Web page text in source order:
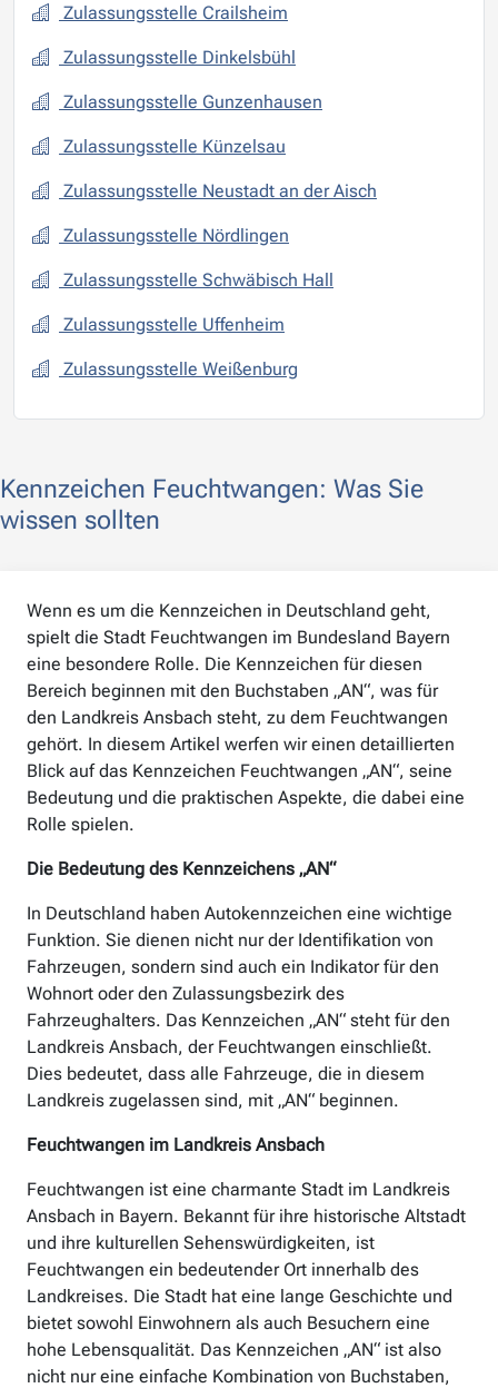
Zulassungsstelle Crailsheim
Zulassungsstelle Dinkelsbühl
Zulassungsstelle Gunzenhausen
Zulassungsstelle Künzelsau
Zulassungsstelle Neustadt an der Aisch
Zulassungsstelle Nördlingen
Zulassungsstelle Schwäbisch Hall
Zulassungsstelle Uffenheim
Zulassungsstelle Weißenburg
Kennzeichen Feuchtwangen: Was Sie
wissen sollten
Wenn es um die Kennzeichen in Deutschland geht,
spielt die Stadt Feuchtwangen im Bundesland Bayern
eine besondere Rolle. Die Kennzeichen für diesen
Bereich beginnen mit den Buchstaben „AN“, was für
den Landkreis Ansbach steht, zu dem Feuchtwangen
gehört. In diesem Artikel werfen wir einen detaillierten
Blick auf das Kennzeichen Feuchtwangen „AN“, seine
Bedeutung und die praktischen Aspekte, die dabei eine
Rolle spielen.
Die Bedeutung des Kennzeichens „AN“
In Deutschland haben Autokennzeichen eine wichtige
Funktion. Sie dienen nicht nur der Identifikation von
Fahrzeugen, sondern sind auch ein Indikator für den
Wohnort oder den Zulassungsbezirk des
Fahrzeughalters. Das Kennzeichen „AN“ steht für den
Landkreis Ansbach, der Feuchtwangen einschließt.
Dies bedeutet, dass alle Fahrzeuge, die in diesem
Landkreis zugelassen sind, mit „AN“ beginnen.
Feuchtwangen im Landkreis Ansbach
Feuchtwangen ist eine charmante Stadt im Landkreis
Ansbach in Bayern. Bekannt für ihre historische Altstadt
und ihre kulturellen Sehenswürdigkeiten, ist
Feuchtwangen ein bedeutender Ort innerhalb des
Landkreises. Die Stadt hat eine lange Geschichte und
bietet sowohl Einwohnern als auch Besuchern eine
hohe Lebensqualität. Das Kennzeichen „AN“ ist also
nicht nur eine einfache Kombination von Buchstaben,